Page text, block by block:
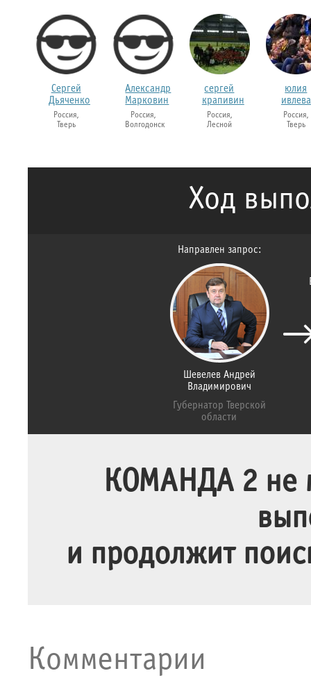
Сергей
Дьяченко
Россия,
Тверь
Александр
Марковин
Россия,
Волгодонск
сергей
крапивин
Россия,
Лесной
юлия
ивлева
Россия,
Тверь
Ход
Направлен запрос:
Шевелев Андрей
Владимирович
Губернатор Тверской
области
КОМАНДА 2 не
и продолжит
Комментарии